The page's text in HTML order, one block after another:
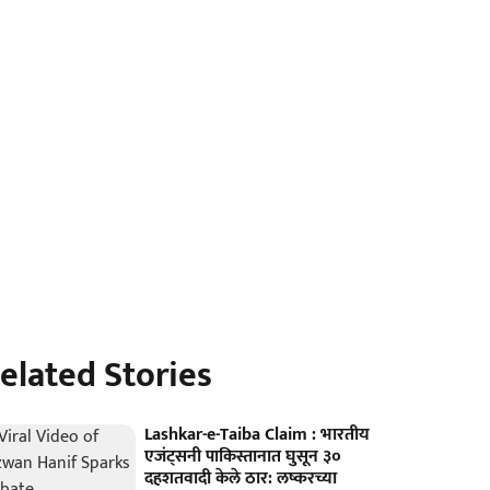
Stories
Lashkar-e-Taiba Claim : भारतीय
एजंट्सनी पाकिस्तानात घुसून ३०
दहशतवादी केले ठार: लष्करच्या